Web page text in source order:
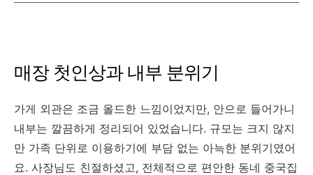
매장 첫인상과 내부 분위기
가게 외관은 조금 올드한 느낌이었지만, 안으로 들어가니
내부는 깔끔하게 정리되어 있었습니다. 규모는 크지 않지
만 가족 단위로 이용하기에 부담 없는 아늑한 분위기였어
요. 사장님도 친절하셨고, 전체적으로 편안한 동네 중국집